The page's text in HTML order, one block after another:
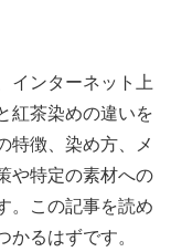
インターネット上
紅茶染めの違いを
特徴、染め方、メ
や特定の素材への
。この記事を読め
かるはずです。